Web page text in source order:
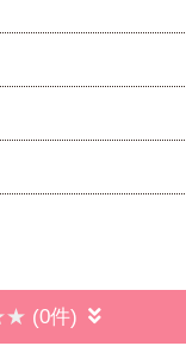
(0件)